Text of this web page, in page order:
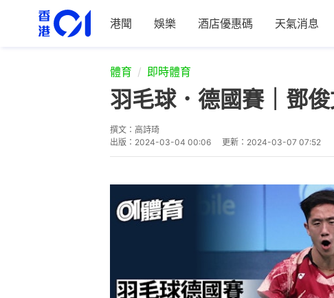
港聞 娛樂 酒店優惠碼 天氣消息
體育 即時體育
羽毛球．德國賽｜鄧
撰文： 高詩琦
出版： 2024-03-04 00:06 更新： 2024-03-07 07:52